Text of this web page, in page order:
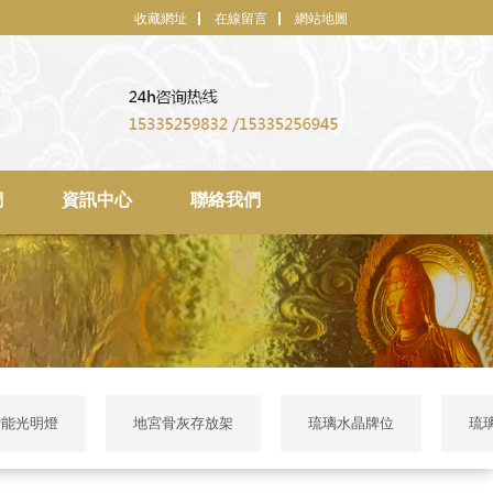
收藏網址 在線留言 網站地圖
資訊中心 聯絡我們
光明燈 地宮骨灰存放架 琉璃水晶牌位 琉